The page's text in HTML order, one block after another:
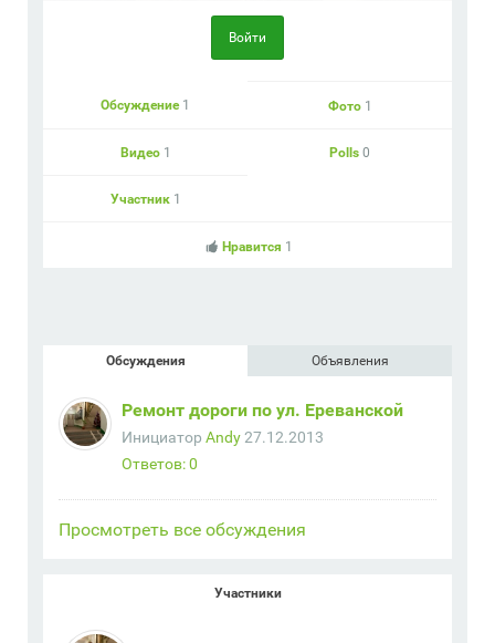
Войти
Обсуждение 1 Фото 1
Видео 1 Polls 0
Участник 1
Нравится 1
Обсуждения Объявления
Ремонт дороги по ул. Ереванской
Инициатор Andy27.12.2013
Ответов: 0
Просмотреть все обсуждения
Участники